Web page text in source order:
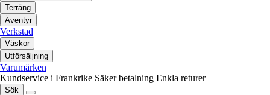
Terräng
Äventyr
Verkstad
Väskor
Utförsäljning
Varumärken
Kundservice i Frankrike Säker betalning Enkla returer
Sök